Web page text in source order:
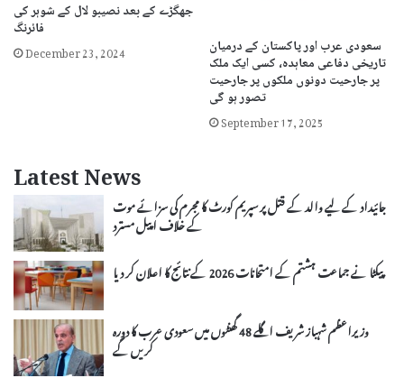
جھگڑے کے بعد نصیبو لال کے شوہر کی
فائرنگ
December 23, 2024 سعودی عرب اور پاکستان کے درمیان
تاریخی دفاعی معاہدہ، کسی ایک ملک
پر جارحیت دونوں ملکوں پر جارحیت
تصور ہو گی
September 17, 2025
Latest News
جائیداد کے لیے والد کے قتل پر سپریم کورٹ کا مجرم کی سزائے موت
کے خلاف اپیل مسترد
پیکٹا نے جماعت ہشتم کے امتحانات 2026 کے نتائج کا اعلان کر دیا
وزیراعظم شہباز شریف اگلے 48 گھنٹوں میں سعودی عرب کا دورہ
کریں گے